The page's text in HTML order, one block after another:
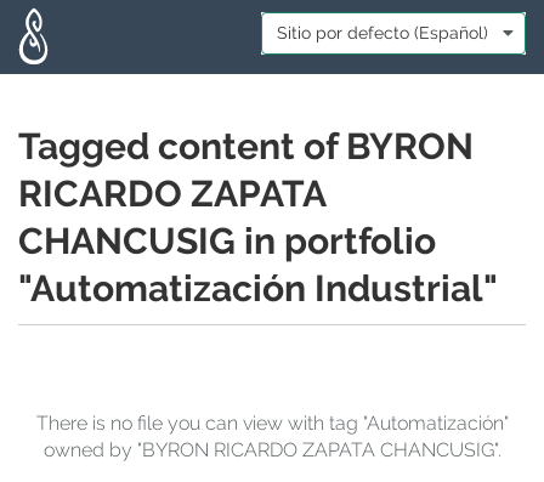
Idioma:
Tagged content of BYRON
RICARDO ZAPATA
CHANCUSIG in portfolio
"Automatización Industrial"
There is no file you can view with tag "Automatización"
owned by "BYRON RICARDO ZAPATA CHANCUSIG".